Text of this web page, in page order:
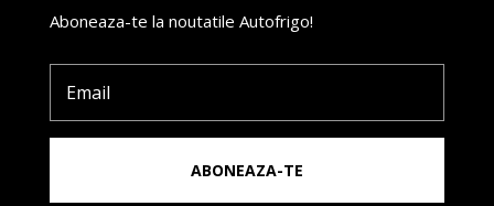
Aboneaza-te la noutatile Autofrigo!
ABONEAZA-TE